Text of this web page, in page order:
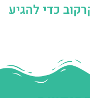
כדי להגיע